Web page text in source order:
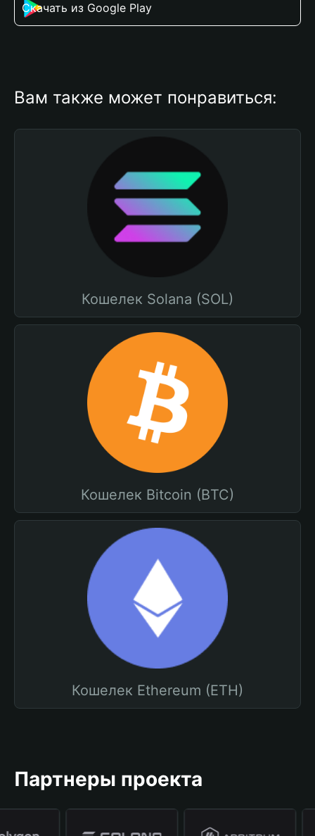
Скачать из Google Play
Вам также может понравиться:
Кошелек Solana (SOL)
Кошелек Bitcoin (BTC)
Кошелек Ethereum (ETH)
Партнеры проекта